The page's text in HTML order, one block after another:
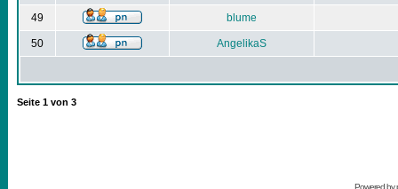
49 blume
50 AngelikaS
Seite 1 von 3
Powered by